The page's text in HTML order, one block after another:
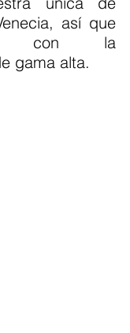
así que
con la
gama alta.